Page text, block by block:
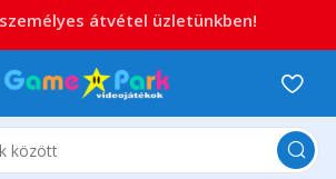
személyes átvétel üzletünkben!